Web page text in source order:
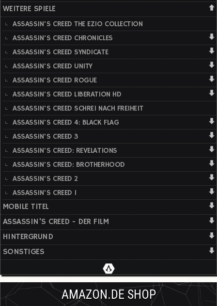
WEITERE SPIELE
ASSASSIN'S CREED THE EZIO COLLECTION
ASSASSIN'S CREED CHRONICLES
ASSASSIN'S CREED SYNDICATE
ASSASSIN'S CREED UNITY
ASSASSIN'S CREED ROGUE
ASSASSIN'S CREED LIBERATION HD
ASSASSIN'S CREED SCHREI NACH FREIHEIT
ASSASSIN'S CREED 4: BLACK FLAG
ASSASSIN'S CREED 3
ASSASSIN'S CREED: REVELATIONS
ASSASSIN'S CREED: BROTHERHOOD
ASSASSIN'S CREED 2
ASSASSIN'S CREED 1
MOBILE TITEL
ASSASSIN'S CREED - DER FILM
HINTERGRUND
SONSTIGES
AMAZON.DE SHOP